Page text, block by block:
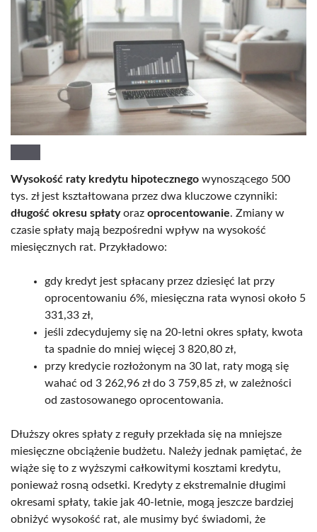
Wysokość raty kredytu hipotecznego wynoszącego 500
tys. zł jest kształtowana przez dwa kluczowe czynniki:
długość okresu spłatyoraz oprocentowanie. Zmiany w
czasie spłaty mają bezpośredni wpływ na wysokość
miesięcznych rat. Przykładowo:
gdy kredyt jest spłacany przez dziesięć lat przy
oprocentowaniu 6%, miesięczna rata wynosi około 5
331,33 zł,
jeśli zdecydujemy się na 20-letni okres spłaty, kwota
ta spadnie do mniej więcej 3 820,80 zł,
przy kredycie rozłożonym na 30 lat, raty mogą się
wahać od 3 262,96 zł do 3 759,85 zł, w zależności
od zastosowanego oprocentowania.
Dłuższy okres spłaty z reguły przekłada się na mniejsze
miesięczne obciążenie budżetu. Należy jednak pamiętać, że
wiąże się to z wyższymi całkowitymi kosztami kredytu,
ponieważ rosną odsetki. Kredyty z ekstremalnie długimi
okresami spłaty, takie jak 40-letnie, mogą jeszcze bardziej
obniżyć wysokość rat, ale musimy być świadomi, że